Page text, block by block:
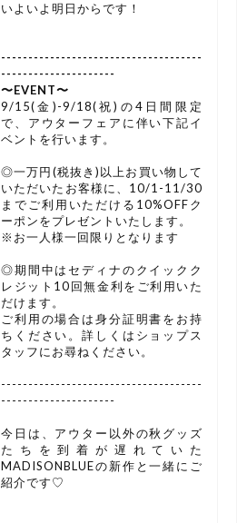
いよいよ明日からです！
-------------------------------------
---------------------
〜EVENT〜
9/15(金)-9/18(祝)の4日間限定
で、アウターフェアに伴い下記イ
ベントを行います。
◎一万円(税抜き)以上お買い物して
いただいたお客様に、10/1-11/30
までご利用いただける10%OFFク
ーポンをプレゼントいたします。
※お一人様一回限りとなります
◎期間中はセディナのクイックク
レジット10回無金利をご利用いた
だけます。
ご利用の場合は身分証明書をお持
ちください。詳しくはショップス
タッフにお尋ねください。
-------------------------------------
---------------------
今日は、アウター以外の秋グッズ
たちを到着が遅れていた
MADISONBLUEの新作と一緒にご
紹介です♡